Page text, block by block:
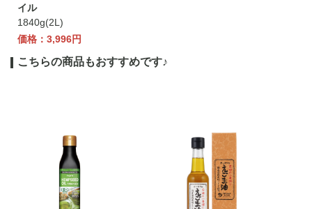
イル
1840g(2L)
価格：3,996円
こちらの商品もおすすめです♪